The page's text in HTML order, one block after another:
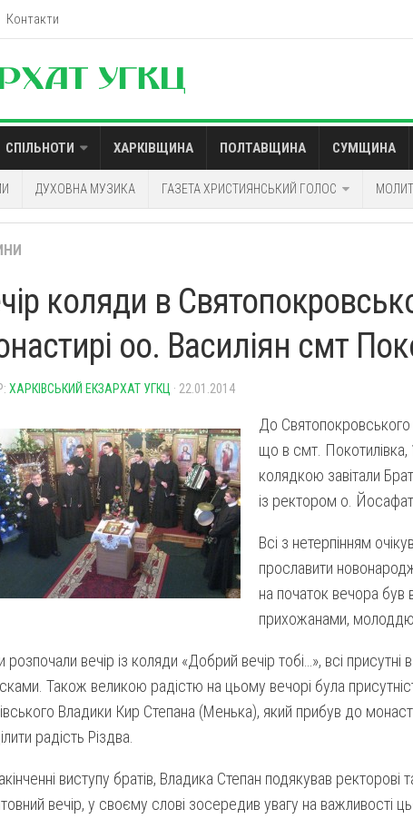
Контакти
СПІЛЬНОТИ ХАРКІВЩИНА ПОЛТАВЩИНА СУМЩИНА
ДУХОВНА МУЗИКА ГАЗЕТА ХРИСТИЯНСЬКИЙ ГОЛОС
коляди в
оо. Василіян смт
ХАРКІВСЬКИЙ ЕКЗАРХАТ УГКЦ · 22.01.2014
До
що в смт. Покотилівка,
колядкою завітали
із ректором о.
Всі з нетерпінням
прославити
на початок вечора був
прихожанами, молоддю
розпочали вечір із коляди «Добрий вечір тобі…», всі присутні
Також великою радістю на цьому вечорі була
Владики Кир Степана (Менька), який прибув до
радість Різдва.
виступу братів, Владика Степан подякував ректорові
вечір, у своєму слові зосередив увагу на важливості